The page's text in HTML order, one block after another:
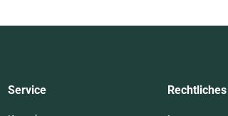
Service Rechtliches